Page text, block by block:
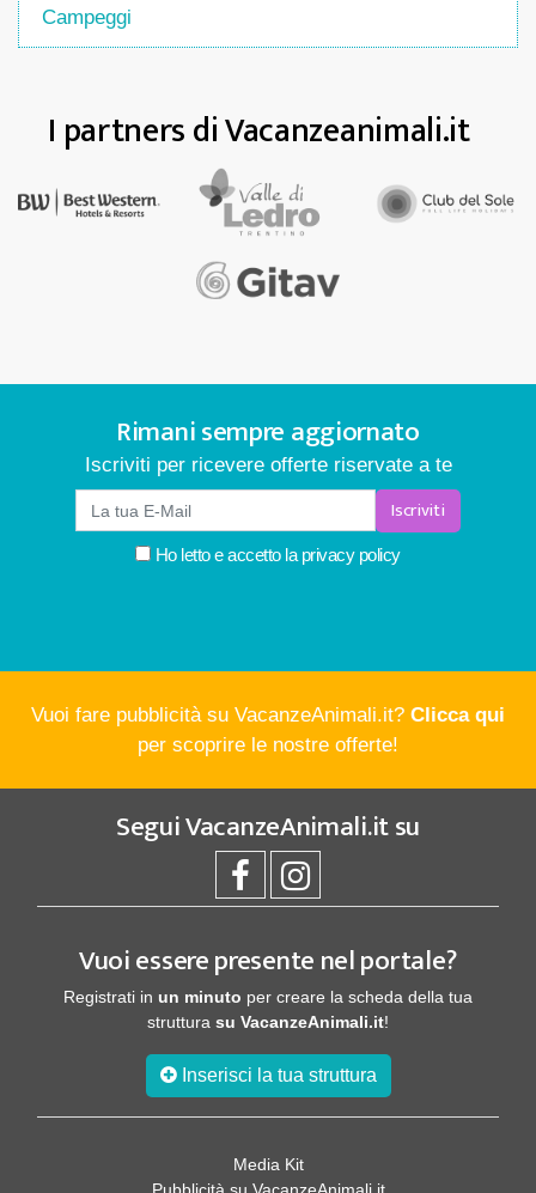
Campeggi
I partners di Vacanzeanimali.it
Rimani sempre aggiornato
Iscriviti per ricevere offerte riservate a te
Iscriviti
Ho letto e accetto laprivacy policy
Vuoi fare pubblicità su VacanzeAnimali.it? Clicca qui
per scoprire le nostre offerte!
SeguiVacanzeAnimali.itsu
Vuoi essere presente nel portale?
Registrati in un minuto per creare la scheda della tua
struttura su VacanzeAnimali.it!
Inserisci la tua struttura
Media Kit